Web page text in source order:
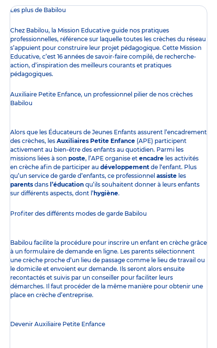
Les plus de Babilou
Chez Babilou, la Mission Educative guide nos pratiques
professionnelles, référence sur laquelle toutes les crèches du réseau
s’appuient pour construire leur projet pédagogique. Cette Mission
Educative, c’est 16 années de savoir-faire compilé, de recherche-
action, d’inspiration des meilleurs courants et pratiques
pédagogiques.
Auxiliaire Petite Enfance, un professionnel pilier de nos crèches
Babilou
Alors que les Éducateurs de Jeunes Enfants assurent l’encadrement
des crèches, les Auxiliaires Petite Enfance (APE) participent
activement au bien-être des enfants au quotidien. Parmi les
missions liées à son poste, l’APE organise et encadre les activités
en crèche afin de participer au développement de l‘enfant. Plus
qu’un service de garde d’enfants, ce professionnel assiste les
parents dans l’éducation qu’ils souhaitent donner à leurs enfants
sur différents aspects, dont l’ hygiène.
Profiter des différents modes de garde Babilou
Babilou facilite la procédure pour inscrire un enfant en crèche grâce
à un formulaire de demande en ligne. Les parents sélectionnent
une crèche proche d’un lieu de passage comme le lieu de travail ou
le domicile et envoient eur demande. Ils seront alors ensuite
recontactés et suivis par un conseiller pour faciliter leurs
démarches. Il faut procéder de la même manière pour obtenir une
place en crèche d’entreprise.
Devenir Auxiliaire Petite Enfance